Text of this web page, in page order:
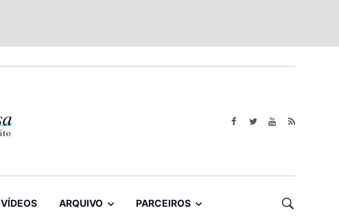
VÍDEOS ARQUIVO PARCEIROS